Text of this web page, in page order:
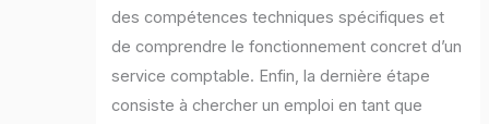
des compétences techniques spécifiques et
de comprendre le fonctionnement concret d’un
service comptable. Enfin, la dernière étape
consiste à chercher un emploi en tant que